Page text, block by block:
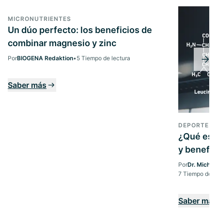
MICRONUTRIENTES
Un dúo perfecto: los beneficios de
combinar magnesio y zinc
PorBIOGENA Redaktion•5 Tiempo de lectura
Saber más
DEPORTE
¿Qué es
y
PorDr.
7 Tiempo de
Saber más